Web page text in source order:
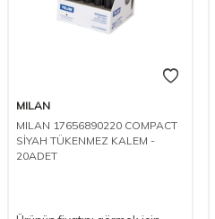
MILAN
MILAN 17656890220 COMPACT
SİYAH TÜKENMEZ KALEM -
20ADET